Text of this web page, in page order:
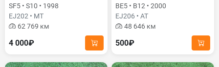
SF5 • S10 • 1998
EJ202 • MT
62 769 км
4 000₽
BE5 • B12 • 2000
EJ206 • AT
48 646 км
500₽